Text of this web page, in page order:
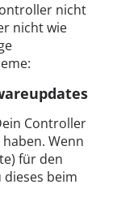
nicht
nicht wie
Controller
Wenn
für den
beim